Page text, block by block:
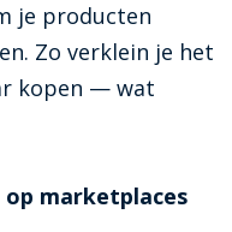
je producten
Zo verklein je het
kopen — wat
op marketplaces